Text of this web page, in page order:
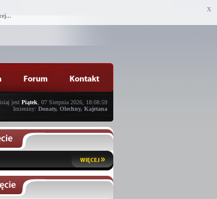
X
jest Piątek , 07 Sierpnia 2026, 18:08:59
Imieniny: Donaty, Olechny, Kajetana